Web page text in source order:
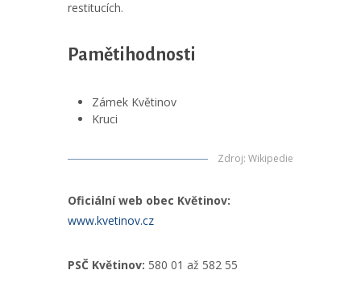
restitucích.
Pamětihodnosti
Zámek Květinov
Kruci
Zdroj: Wikipedie
Oficiální web obec Květinov:
www.kvetinov.cz
PSČ Květinov: 580 01 až 582 55